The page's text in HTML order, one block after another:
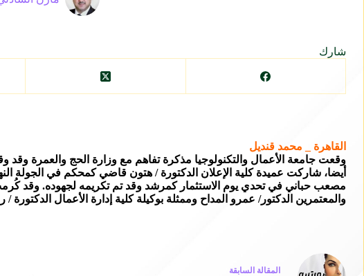
شارك
القاهرة _ محمد قنديل
وقعت جامعة الأعمال والتكنولوجيا مذكرة تفاهم مع وزارة الحج والعمرة وقد
أيضا، شاركت عميدة كلية الإعلان الدكتورة / هتون قاضي كمحكم في الجولة
مصعب حباني في تحدي يوم الاستثمار كمرشد وقد تم تكريمه لجهوده. وقد
والمعتمرين الدكتور/ عمرو المداح وممثلة بوكيلة كلية إدارة الأعمال الدكتورة /
المقالة السابقة